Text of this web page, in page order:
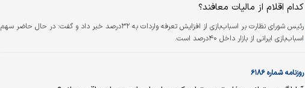
کدام اقلام از مالیات معافند؟
رئیس شورای نظارت بر اسباب‌‌‌بازی از افزایش تعرفه واردات به ۳۲‌درصد خبر داد و گفت: در حال حاضر سهم
اسباب‌‌‌بازی ایرانی از بازار داخل ۴۰‌درصد است.
روزنامه شماره ۶۱۸۶